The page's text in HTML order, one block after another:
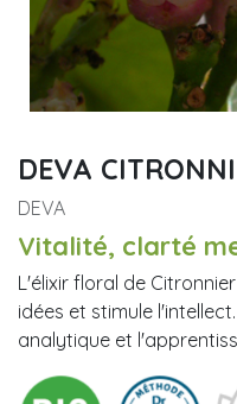
DEVA
DEVA
Vitalité, clarté
L'élixir floral de
idées et stimule
analytique et